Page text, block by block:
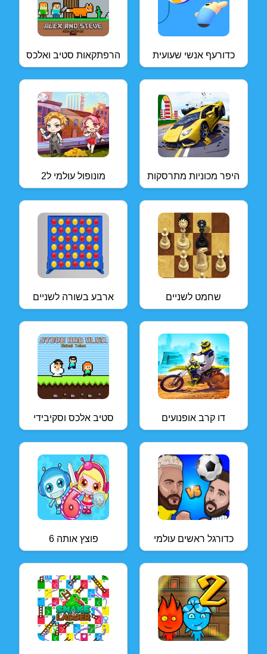
הרפתקאות סטיב ואלכס כדורעף אנשי שעועית
מונופול עולמי ל2 היפר מכוניות מתרסקות
ארבע בשורה לשניים שחמט לשניים
סטיב אלכס וסקיבידי דו קרב אופנועים
פוצץ אותה 6 כדורגל ראשים עולמי